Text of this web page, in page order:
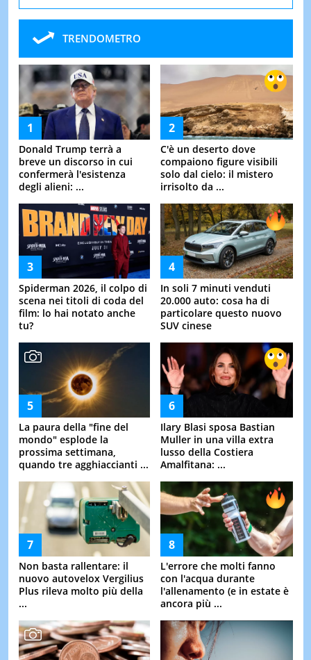
TRENDOMETRO
Donald Trump terrà a
breve un discorso in cui
confermerà l'esistenza
degli alieni: ...
C'è un deserto dove
compaiono figure visibili
solo dal cielo: il mistero
irrisolto da ...
Spiderman 2026, il colpo di
scena nei titoli di coda del
film: lo hai notato anche
tu?
In soli 7 minuti venduti
20.000 auto: cosa ha di
particolare questo nuovo
SUV cinese
La paura della "fine del
mondo" esplode la
prossima settimana,
quando tre agghiaccianti ...
Ilary Blasi sposa Bastian
Muller in una villa extra
lusso della Costiera
Amalfitana: ...
Non basta rallentare: il
nuovo autovelox Vergilius
Plus rileva molto più della
...
L'errore che molti fanno
con l'acqua durante
l'allenamento (e in estate è
ancora più ...